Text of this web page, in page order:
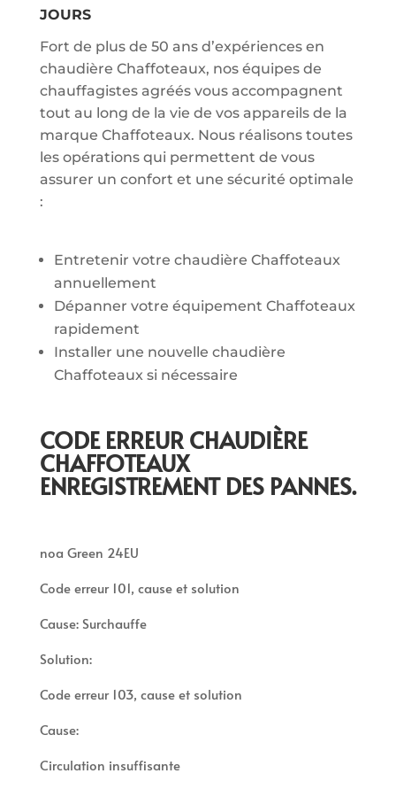
JOURS
Fort de plus de 50 ans d’expériences en
chaudière Chaffoteaux, nos équipes de
chauffagistes agréés vous accompagnent
tout au long de la vie de vos appareils de la
marque Chaffoteaux. Nous réalisons toutes
les opérations qui permettent de vous
assurer un confort et une sécurité optimale
:
Entretenir votre chaudière Chaffoteaux
annuellement
Dépanner votre équipement Chaffoteaux
rapidement
Installer une nouvelle chaudière
Chaffoteaux si nécessaire
CODE ERREUR CHAUDIÈRE
CHAFFOTEAUX
ENREGISTREMENT DES PANNES.
noa Green 24EU
Code erreur 101, cause et solution
Cause: Surchauffe
Solution:
Code erreur 103, cause et solution
Cause:
Circulation insuffisante